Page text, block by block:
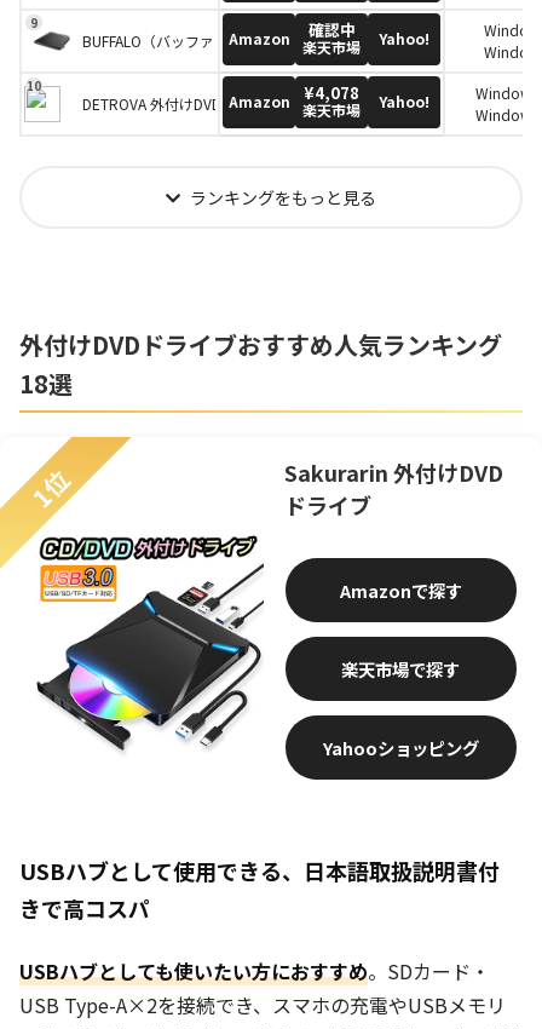
macOS
BUFFALO（バッファロー）ポータブルDVD/CDドライブ DVSM-PTV8U3
Amazon 確認中
楽天市場 Yahoo!
macOS
DETROVA 外付けDVD/CDドライブ
Amazon ¥4,078
楽天市場 Yahoo!
Windows
Windows
ランキングをもっと見る
外付けDVDドライブおすすめ人気ランキング
18選
1位
Sakurarin 外付けDVD
ドライブ
楽天市場
Amazon
Yahooショッピング
USBハブとして使用できる、日本語取扱説明書付
きで高コスパ
USBハブとしても使いたい方におすすめ。SDカード・
USB Type-A×2を接続でき、スマホの充電やUSBメモリ